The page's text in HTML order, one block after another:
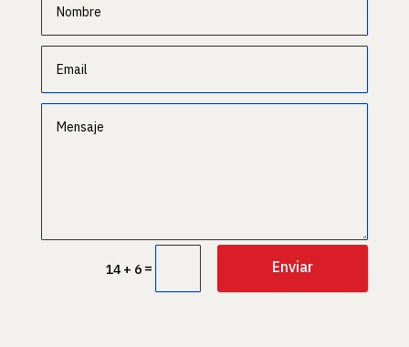
14 + 6 = Enviar